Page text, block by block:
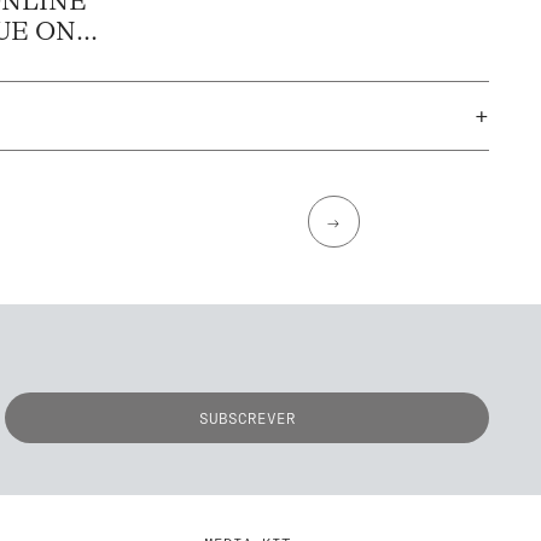
ON...
+
→